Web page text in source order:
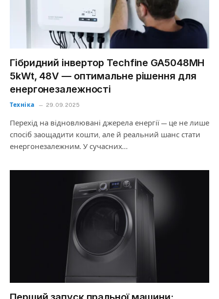
Гібридний інвертор Techfine GA5048MH
5kWt, 48V — оптимальне рішення для
енергонезалежності
Техніка 29.09.2025
Перехід на відновлювані джерела енергії — це не лише
спосіб заощадити кошти, але й реальний шанс стати
енергонезалежним. У сучасних…